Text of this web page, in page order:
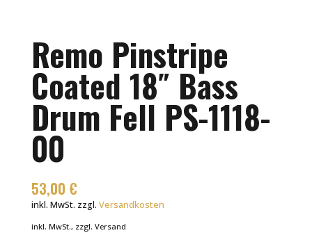
Remo Pinstripe
Coated 18″ Bass
Drum Fell PS-1118-
00
53,00 €
inkl. MwSt. zzgl. Versandkosten
inkl. MwSt., zzgl. Versand